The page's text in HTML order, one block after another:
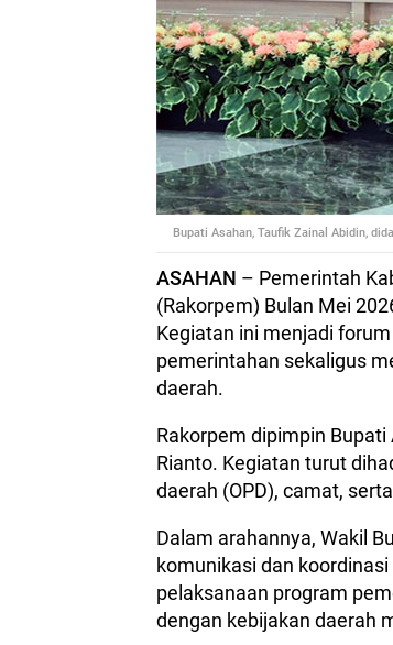
Bupati Asahan, Taufik Zainal Abidin,
ASAHAN – Pemerintah
(Rakorpem) Bulan Mei
Kegiatan ini menjadi
pemerintahan sekaligus
daerah.
Rakorpem dipimpin
Rianto. Kegiatan turut
daerah (OPD), camat,
Dalam arahannya, Wakil
komunikasi dan
pelaksanaan program
dengan kebijakan daerah